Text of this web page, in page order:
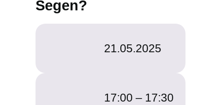
Segen?
21.05.2025
17:00 – 17:30